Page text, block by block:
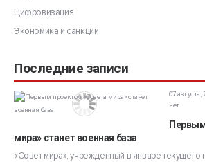
Цифровизация
Экономика и санкции
Последние записи
07 августа,
нет
мира» станет военная база
«Совет мира», учрежденный в январе